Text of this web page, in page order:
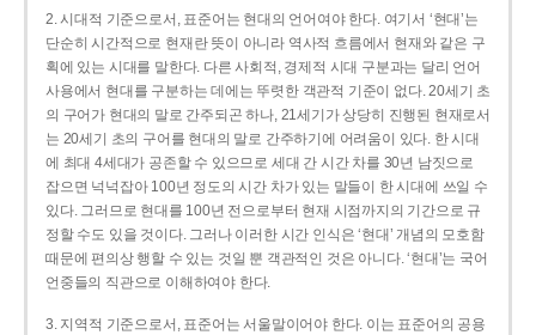
2. 시대적 기준으로서, 표준어는 현대의 언어여야 한다. 여기서 ‘현대’는
단순히 시간적으로 현재란 뜻이 아니라 역사적 흐름에서 현재와 같은 구
획에 있는 시대를 말한다. 다른 사회적, 경제적 시대 구분과는 달리 언어
사용에서 현대를 구분하는 데에는 뚜렷한 객관적 기준이 없다. 20세기 초
의 구어가 현대의 말로 간주되곤 하나, 21세기가 상당히 진행된 현재로서
는 20세기 초의 구어를 현대의 말로 간주하기에 어려움이 있다. 한 시대
에 최대 4세대가 공존할 수 있으므로 세대 간 시간 차를 30년 남짓으로
잡으면 넉넉잡아 100년 정도의 시간 차가 있는 말들이 한 시대에 쓰일 수
있다. 그러므로 현대를 100년 전으로부터 현재 시점까지의 기간으로 규
정할 수도 있을 것이다. 그러나 이러한 시간 인식은 ‘현대’ 개념의 모호함
때문에 편의상 행할 수 있는 것일 뿐 객관적인 것은 아니다. ‘현대’는 국어
언중들의 직관으로 이해하여야 한다.
3. 지역적 기준으로서, 표준어는 서울말이어야 한다. 이는 표준어의 공용